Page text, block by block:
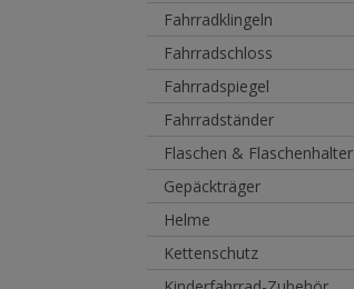
Fahrradklingeln
Fahrradschloss
Fahrradspiegel
Fahrradständer
Flaschen & Flaschenhalter
Gepäckträger
Helme
Kettenschutz